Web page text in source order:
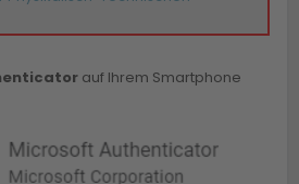
auf Ihrem Smartphone